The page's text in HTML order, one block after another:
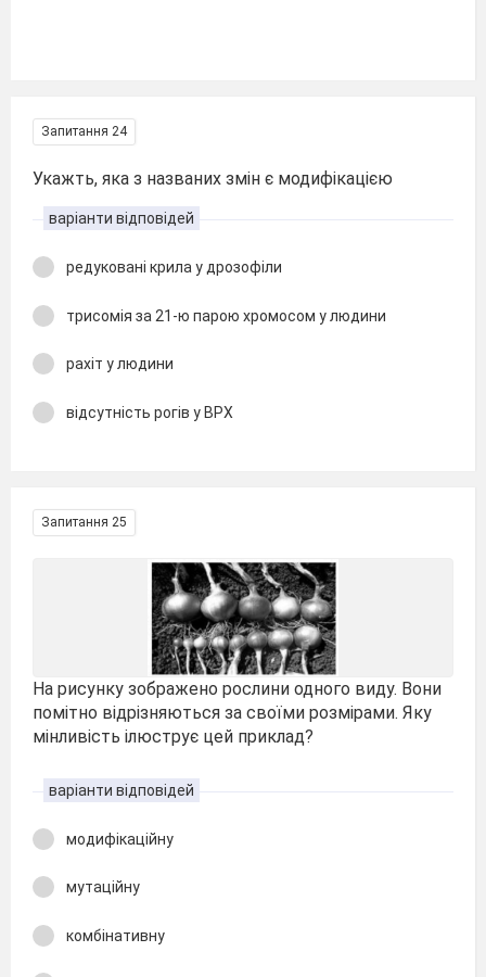
Запитання 24
Укажть, яка з названих змін є модифікацією
варіанти відповідей
редуковані крила у дрозофіли
трисомія за 21-ю парою хромосом у людини
рахіт у людини
відсутність рогів у ВРХ
Запитання 25
На рисунку зображено рослини одного виду. Вони
помітно відрізняються за своїми розмірами. Яку
мінливість ілюструє цей приклад?
варіанти відповідей
модифікаційну
мутаційну
комбінативну